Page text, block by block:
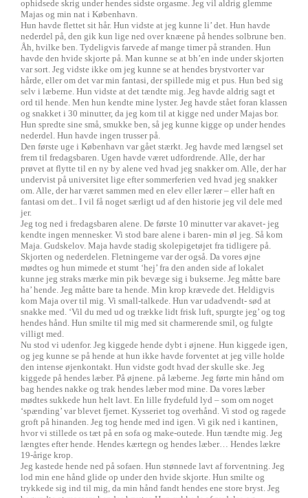
ophidsede skrig under hendes sidste orgasme. Jeg vil aldrig glemme
Majas og min nat i København.
Hun havde flettet sit hår. Hun vidste at jeg kunne li’ det. Hun havde
nederdel på, den gik kun lige ned over knæene på hendes solbrune ben.
Åh, hvilke ben. Tydeligvis farvede af mange timer på stranden. Hun
havde den hvide skjorte på. Man kunne se at bh’en inde under skjorten
var sort. Jeg vidste ikke om jeg kunne se at hendes brystvorter var
hårde, eller om det var min fantasi, der spillede mig et pus. Hun bed sig
selv i læberne. Hun vidste at det tændte mig. Jeg havde aldrig sagt et
ord til hende. Men hun kendte mine lyster. Jeg havde stået foran klassen
og snakket i 30 minutter, da jeg kom til at kigge ned under Majas bor.
Hun spredte sine små, smukke ben, så jeg kunne kigge op under hendes
nederdel. Hun havde ingen trusser på.
Den første uge i København var gået stærkt. Jeg havde med længsel set
frem til fredagsbaren. Ugen havde været udfordrende. Alle, der har
prøvet at flytte til en ny by alene ved hvad jeg snakker om. Alle, der har
undervist på universitet lige efter sommerferien ved hvad jeg snakker
om. Alle, der har været sammen med en elev eller lærer – eller haft en
fantasi om det.. I vil få noget særligt ud af den historie jeg vil dele med
jer.
Jeg tog ned i fredagsbaren alene. De første 10 minutter var akavet- jeg
kendte ingen mennesker. Vi stod bare alene i baren- min øl jeg. Så kom
Maja. Gudskelov. Maja havde stadig skolepigetøjet fra tidligere på.
Skjorten og nederdelen. Fletningerne var der også. Da vores øjne
mødtes og hun mimede et stumt ‘hej’ fra den anden side af lokalet
kunne jeg straks mærke min pik bevæge sig i bukserne. Jeg måtte bare
ha’ hende. Jeg måtte bare ta hende. Min krop krævede det. Heldigvis
kom Maja over til mig. Vi small-talkede. Hun var udadvendt- sød at
snakke med. ‘Vil du med ud og trække lidt frisk luft, spurgte jeg’ og tog
hendes hånd. Hun smilte til mig med sit charmerende smil, og fulgte
villigt med.
Nu stod vi udenfor. Jeg kiggede hende dybt i øjnene. Hun kiggede igen,
og jeg kunne se på hende at hun ikke havde forventet at jeg ville holde
den intense øjenkontakt. Hun vidste godt hvad der skulle ske. Jeg
kiggede på hendes læber. På øjnene. på læberne. Jeg førte min hånd om
bag hendes nakke og trak hendes læber mod mine. Da vores læber
mødtes sukkede hun helt lavt. En lille frydefuld lyd – som om noget
‘spænding’ var blevet fjernet. Kysseriet tog overhånd. Vi stod og ragede
groft på hinanden. Jeg tog hende med ind igen. Vi gik ned i kantinen,
hvor vi stillede os tæt på en sofa og make-outede. Hun tændte mig. Jeg
længtes efter hende. Hendes kærtegn og hendes læber… Hendes lækre
19-årige krop.
Jeg kastede hende ned på sofaen. Hun stønnede lavt af forventning. Jeg
lod min ene hånd glide op under den hvide skjorte. Hun smilte og
trykkede sig ind til mig, da min hånd fandt hendes ene store bryst. Jeg